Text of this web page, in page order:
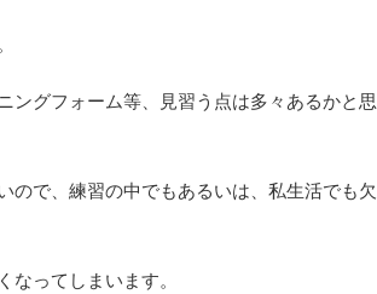
ングフォーム等、見習う点は多々あるかと思
ので、練習の中でもあるいは、私生活でも欠
ってしまいます。